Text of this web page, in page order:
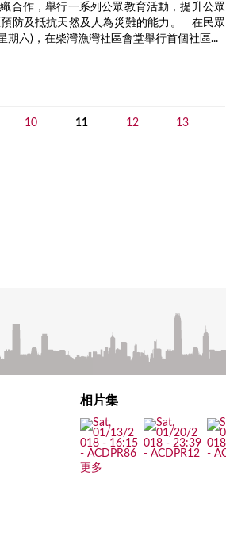
合作，舉行一系列公眾教育活動，提升公眾
防及抵抗天然及人為災難的能力。 在民眾
六)，在柴灣漁灣社區會堂舉行首個社區...
10 11 12
13
相片集
更多